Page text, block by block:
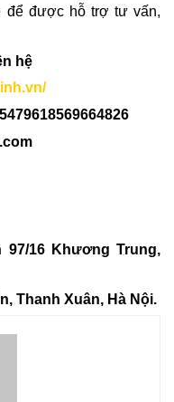
để được hỗ trợ tư vấn,
hệ
16 Khương Trung,
Thanh Xuân, Hà Nội.